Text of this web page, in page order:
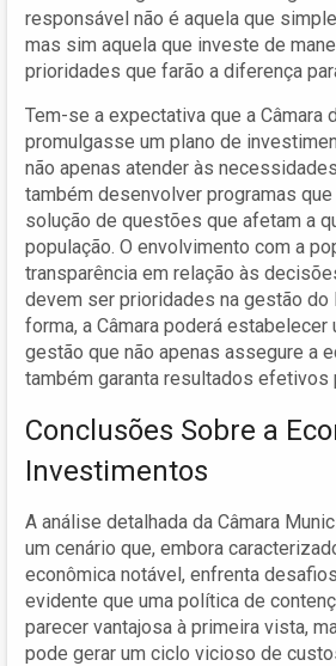
responsável não é aquela que
mas sim aquela que investe de
prioridades que farão a diferença
Tem-se a expectativa que a Câmara
promulgasse um plano de
não apenas atender às
também desenvolver programas
solução de questões que afetam a
população. O envolvimento com a
transparência em relação às
devem ser prioridades na gestão
forma, a Câmara poderá estabelecer
gestão que não apenas assegure a
também garanta resultados efetivos
Conclusões Sobre a
Investimentos
A análise detalhada da Câmara
um cenário que, embora
econômica notável, enfrenta
evidente que uma política de
parecer vantajosa à primeira vista,
pode gerar um ciclo vicioso de